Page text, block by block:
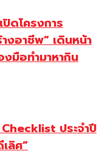
ดโครงการ
งอาชีพ” เดินหน้า
มือทำมาหากิน
ประจำปี
ลิศ”